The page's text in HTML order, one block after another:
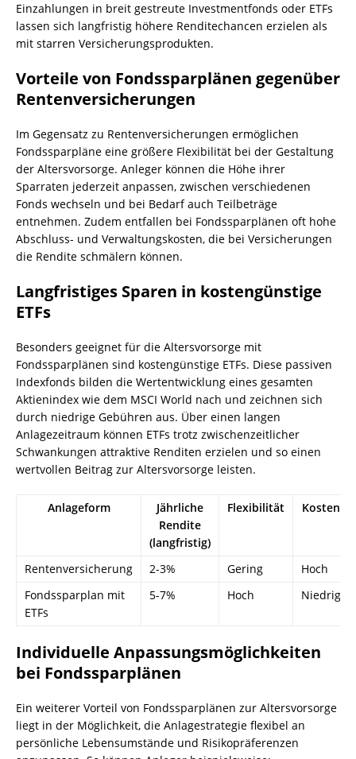
Einzahlungen in breit gestreute Investmentfonds oder ETFs
lassen sich langfristig höhere Renditechancen erzielen als
mit starren Versicherungsprodukten.
Vorteile von Fondssparplänen gegenüber
Rentenversicherungen
Im Gegensatz zu Rentenversicherungen ermöglichen
Fondssparpläne eine größere Flexibilität bei der Gestaltung
der Altersvorsorge. Anleger können die Höhe ihrer
Sparraten jederzeit anpassen, zwischen verschiedenen
Fonds wechseln und bei Bedarf auch Teilbeträge
entnehmen. Zudem entfallen bei Fondssparplänen oft hohe
Abschluss- und Verwaltungskosten, die bei Versicherungen
die Rendite schmälern können.
Langfristiges Sparen in kostengünstige
ETFs
Besonders geeignet für die Altersvorsorge mit
Fondssparplänen sind kostengünstige ETFs. Diese passiven
Indexfonds bilden die Wertentwicklung eines gesamten
Aktienindex wie dem MSCI World nach und zeichnen sich
durch niedrige Gebühren aus. Über einen langen
Anlagezeitraum können ETFs trotz zwischenzeitlicher
Schwankungen attraktive Renditen erzielen und so einen
wertvollen Beitrag zur Altersvorsorge leisten.
Anlageform
Jährliche
Rendite
(langfristig)
Flexibilität Kosten
Rentenversicherung 2-3% Gering
Hoch
Fondssparplan mit
ETFs
5-7% Hoch Niedrig
Individuelle Anpassungsmöglichkeiten
bei Fondssparplänen
Ein weiterer Vorteil von Fondssparplänen zur Altersvorsorge
liegt in der Möglichkeit, die Anlagestrategie flexibel an
persönliche Lebensumstände und Risikopräferenzen